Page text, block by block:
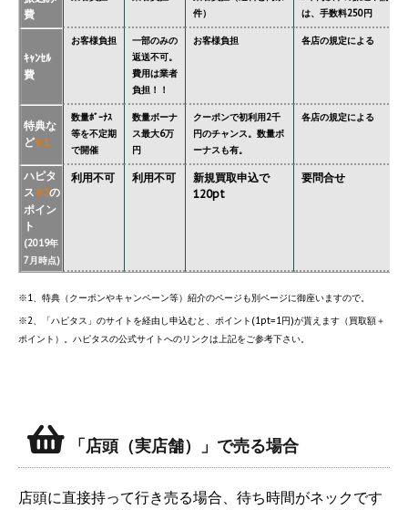
費
件）
は、手数料250円
ｷｬﾝｾﾙ
費
お客様負担
一部のみの
返送不可。
費用は業者
負担！！
お客様負担 各店の規定による
特典な
ど※1
数量ﾎﾞｰﾅｽ
等を不定期
で開催
数量ボーナ
ス最大6万
円
クーポンで初利用2千
円のチャンス。数量ボ
ーナスも有。
各店の規定による
ハピタ
ス※2の
ポイン
ト
(2019年
7月時点)
利用不可 利用不可
新規買取申込で
120pt
要問合せ
※1、特典（クーポンやキャンペーン等）紹介のページも別ページに御座いますので。
※2、「ハピタス」のサイトを経由し申込むと、ポイント(1pt=1円)が貰えます（買取額＋
ポイント）。ハピタスの公式サイトへのリンクは上記をご参考下さい。
「店頭（実店舗）」で売る場合
店頭に直接持って行き売る場合、待ち時間がネックです